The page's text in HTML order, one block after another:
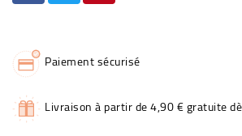
Paiement sécurisé
Livraison à partir de 4,90 € gratuite